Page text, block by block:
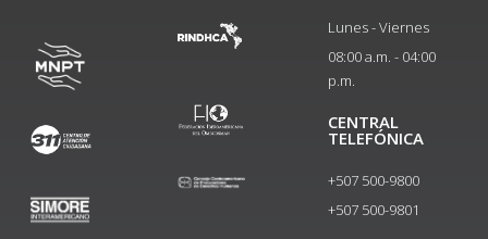
Lunes - Viernes
08:00 a.m. - 04:00
p.m.
CENTRAL
TELEFÓNICA
+507 500-9800
+507 500-9801​